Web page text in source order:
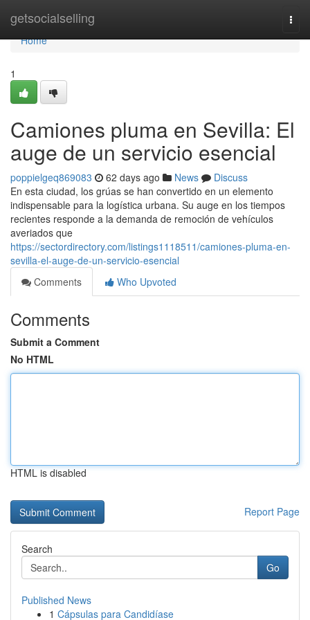
getsocialselling
Home
Home
1
Camiones pluma en Sevilla: El
auge de un servicio esencial
poppielgeq869083 62 days ago News
Discuss
En esta ciudad, los grúas se han convertido en un elemento
indispensable para la logística urbana. Su auge en los tiempos
recientes responde a la demanda de remoción de vehículos
averiados que
https://sectordirectory.com/listings1118511/camiones-pluma-en-
sevilla-el-auge-de-un-servicio-esencial
Comments
Who Upvoted
Comments
Submit a Comment
No HTML
HTML is disabled
Report Page
Search
Go
Published News
1 Cápsulas para Candidíase